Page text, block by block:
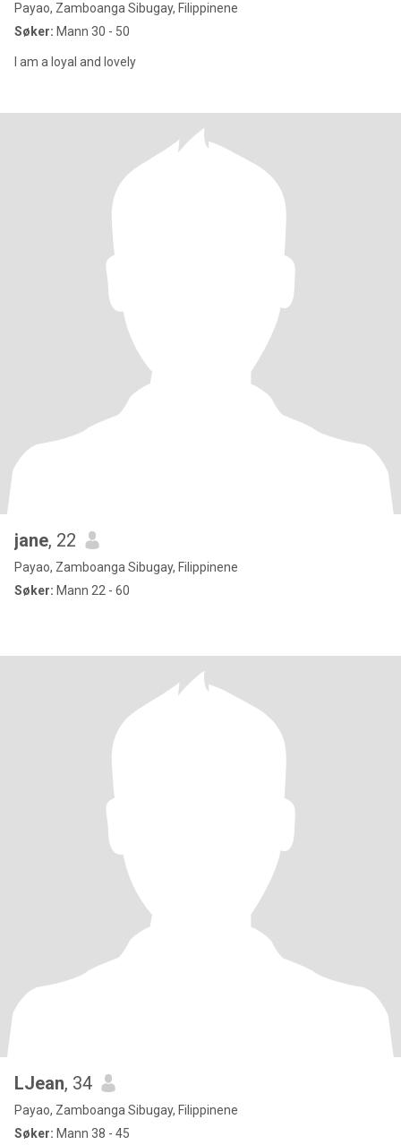
Payao, Zamboanga Sibugay, Filippinene
Søker: Mann 30 - 50
I am a loyal and lovely
jane, 22
Payao, Zamboanga Sibugay, Filippinene
Søker: Mann 22 - 60
LJean, 34
Payao, Zamboanga Sibugay, Filippinene
Søker: Mann 38 - 45